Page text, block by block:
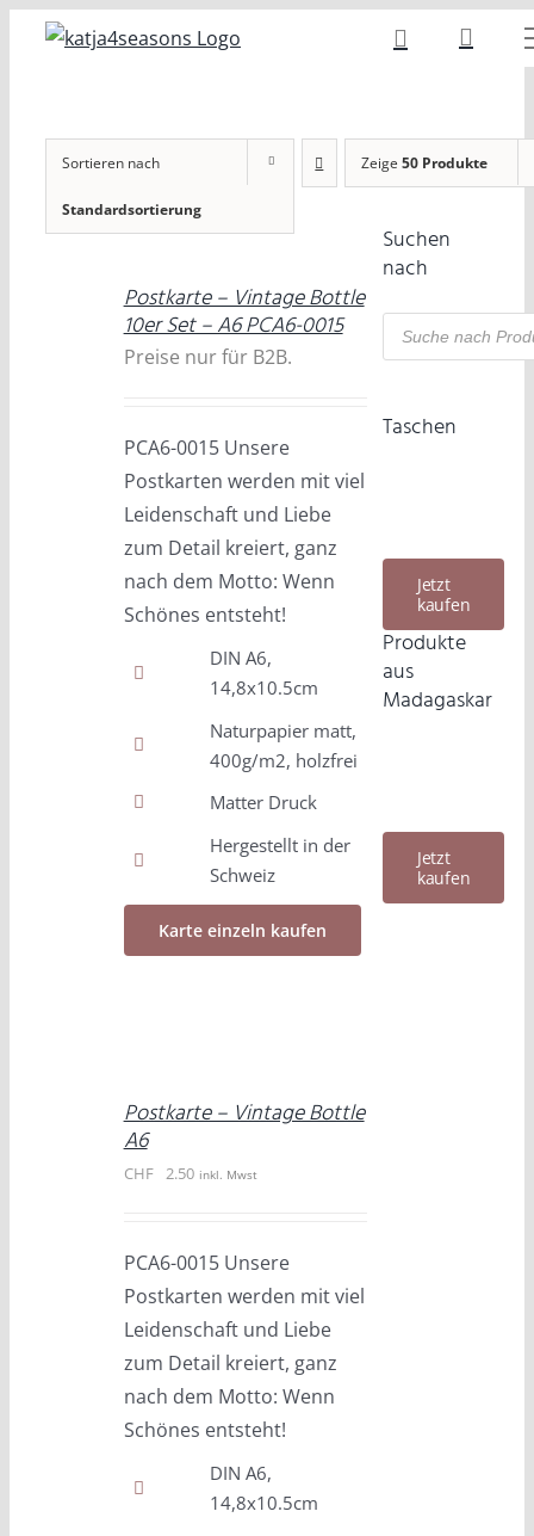
Zum
Sortieren nach
Standardsortierung
Zeige 50 Produkte
Postkarte – Vintage Bottle
10er Set – A6 PCA6-0015
Preise nur für B2B.
PCA6-0015 Unsere
Postkarten werden mit viel
Leidenschaft und Liebe
zum Detail kreiert, ganz
nach dem Motto: Wenn
Schönes entsteht!
DIN A6,
14,8x10.5cm
Naturpapier matt,
400g/m2, holzfrei
Matter Druck
Hergestellt in der
Schweiz
Karte einzeln kaufen
WARENKORBPostkarte – Vintage Bottle
A6
CHF 2.50 inkl. Mwst
PCA6-0015 Unsere
Postkarten werden mit viel
Leidenschaft und Liebe
zum Detail kreiert, ganz
nach dem Motto: Wenn
Schönes entsteht!
DIN A6,
14,8x10.5cm
Suchen
nach
Products
search
Taschen
Jetzt
kaufen
Produkte
aus
Madagaskar
Jetzt
kaufen